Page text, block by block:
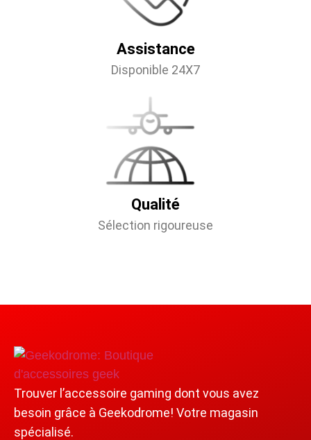
Assistance
Disponible 24X7
Qualité
Sélection rigoureuse
Trouver l’accessoire gaming dont vous avez
besoin grâce à Geekodrome! Votre magasin
spécialisé.